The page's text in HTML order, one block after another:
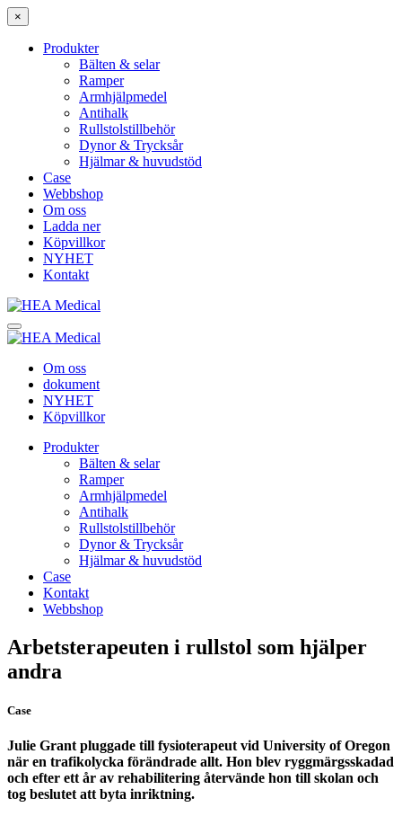
×
Produkter
Bälten & selar
Ramper
Armhjälpmedel
Antihalk
Rullstolstillbehör
Dynor & Trycksår
Hjälmar & huvudstöd
Case
Webbshop
Om oss
Ladda ner
Köpvillkor
NYHET
Kontakt
Om oss
dokument
NYHET
Köpvillkor
Produkter
Bälten & selar
Ramper
Armhjälpmedel
Antihalk
Rullstolstillbehör
Dynor & Trycksår
Hjälmar & huvudstöd
Case
Kontakt
Webbshop
Arbetsterapeuten i rullstol som hjälper
andra
Case
Julie Grant pluggade till fysioterapeut vid University of Oregon
när en trafikolycka förändrade allt. Hon blev ryggmärgsskadad
och efter ett år av rehabilitering återvände hon till skolan och
tog beslutet att byta inriktning.